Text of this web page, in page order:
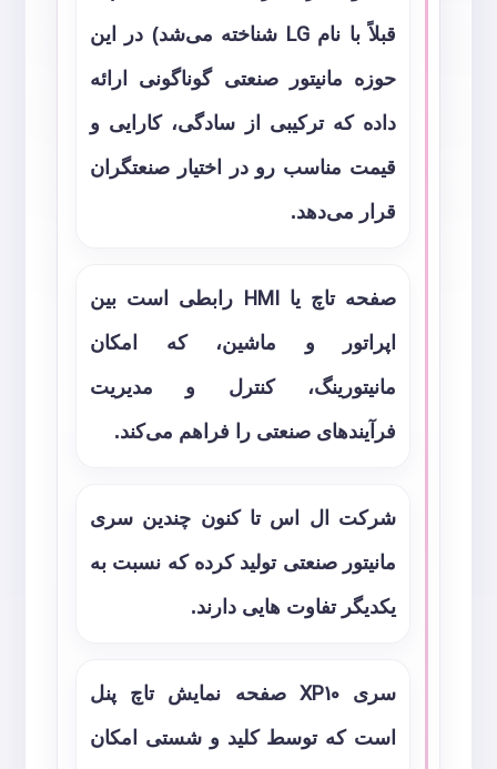
قبلاً با نامLG شناخته می‌شد) در این
حوزه مانیتور صنعتی گوناگونی ارائه
داده که ترکیبی از سادگی، کارایی و
قیمت مناسب رو در اختیار صنعتگران
قرار می‌دهد.
صفحه تاچ یا HMI رابطی است بین
اپراتور و ماشین، که امکان
مانیتورینگ، کنترل و مدیریت
فرآیندهای صنعتی را فراهم می‌کند.
شرکت ال اس تا کنون چندین سری
مانیتور صنعتی تولید کرده که نسبت به
یکدیگر تفاوت هایی دارند.
سریXP10 صفحه نمایش تاچ پنل
است که توسط کلید و شستی امکان